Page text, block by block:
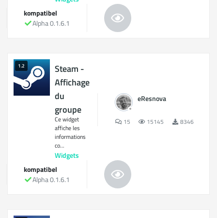
kompatibel
Alpha 0.1.6.1
1.2
Steam -
Affichage
du
groupe
Ce widget
affiche les
informations
co...
Widgets
eResnova
15 15145 8346
kompatibel
Alpha 0.1.6.1